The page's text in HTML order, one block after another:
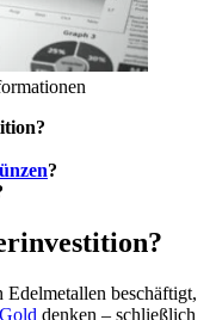
?
beschäftigt,
Gold denken – schließlich